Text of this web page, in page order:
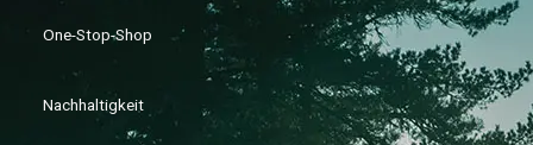
One-Stop-Shop
Nachhaltigkeit